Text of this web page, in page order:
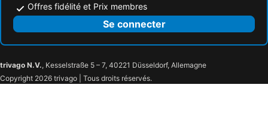
Offres fidélité et Prix membres
Se connecter
trivago N.V., Kesselstraße 5 – 7, 40221 Düsseldorf, Allemagne
Copyright 2026 trivago | Tous droits réservés.